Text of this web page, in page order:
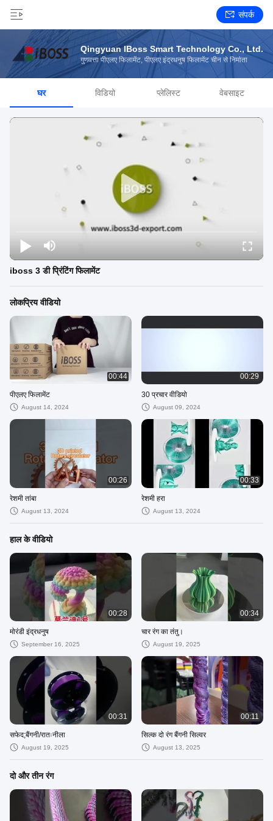
संपर्क
Qingyuan IBoss Smart Technology Co., Ltd.
गुणवत्ता पीएलए फिलामेंट, पीएलए इंद्रधनुष फिलामेंट चीन से निर्माता
घर विडियो प्लेलिस्ट वेबसाइट
iboss 3 डी प्रिंटिंग फिलामेंट
लोकप्रिय वीडियो
00:44
पीएलए फिलामेंट
August 14, 2024
00:29
30 प्रचार वीडियो
August 09, 2024
00:26
रेशमी तांबा
August 13, 2024
00:33
रेशमी हरा
August 13, 2024
हाल के वीडियो
00:28
मोरंडी इंद्रधनुष
September 16, 2025
00:34
चार रंग का तंतु।
August 19, 2025
00:31
सफेद;बैंगनी/रातःनीला
August 19, 2025
00:11
सिल्क दो रंग बैंगनी सिल्वर
August 13, 2025
दो और तीन रंग